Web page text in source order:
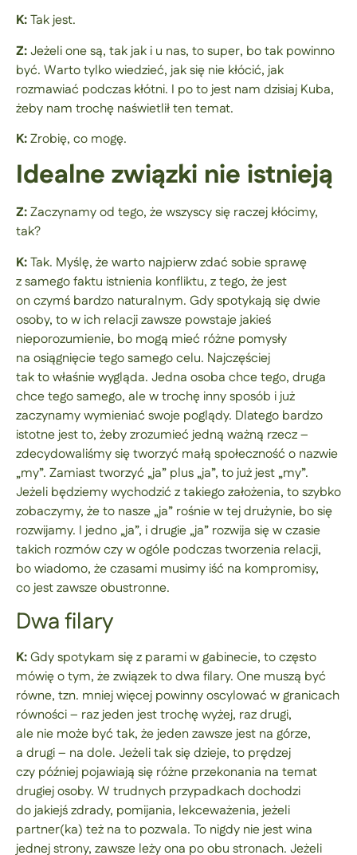
K:Tak jest.
Z:Jeżeli one są, tak jak i u nas, to super, bo tak powinno
być. Warto tylko wiedzieć, jak się nie kłócić, jak
rozmawiać podczas kłótni. I po to jest nam dzisiaj Kuba,
żeby nam trochę naświetlił ten temat.
K:Zrobię, co mogę.
Idealne związki nie istnieją
Z:Zaczynamy od tego, że wszyscy się raczej kłócimy,
tak?
K:Tak. Myślę, że warto najpierw zdać sobie sprawę
z samego faktu istnienia konfliktu, z tego, że jest
on czymś bardzo naturalnym. Gdy spotykają się dwie
osoby, to w ich relacji zawsze powstaje jakieś
nieporozumienie, bo mogą mieć różne pomysły
na osiągnięcie tego samego celu. Najczęściej
tak to właśnie wygląda. Jedna osoba chce tego, druga
chce tego samego, ale w trochę inny sposób i już
zaczynamy wymieniać swoje poglądy. Dlatego bardzo
istotne jest to, żeby zrozumieć jedną ważną rzecz –
zdecydowaliśmy się tworzyć małą społeczność o nazwie
„my”. Zamiast tworzyć „ja” plus „ja”, to już jest „my”.
Jeżeli będziemy wychodzić z takiego założenia, to szybko
zobaczymy, że to nasze „ja” rośnie w tej drużynie, bo się
rozwijamy. I jedno „ja”, i drugie „ja” rozwija się w czasie
takich rozmów czy w ogóle podczas tworzenia relacji,
bo wiadomo, że czasami musimy iść na kompromisy,
co jest zawsze obustronne.
Dwa filary
K:Gdy spotykam się z parami w gabinecie, to często
mówię o tym, że związek to dwa filary. One muszą być
równe, tzn. mniej więcej powinny oscylować w granicach
równości – raz jeden jest trochę wyżej, raz drugi,
ale nie może być tak, że jeden zawsze jest na górze,
a drugi – na dole. Jeżeli tak się dzieje, to prędzej
czy później pojawiają się różne przekonania na temat
drugiej osoby. W trudnych przypadkach dochodzi
do jakiejś zdrady, pomijania, lekceważenia, jeżeli
partner(ka) też na to pozwala. To nigdy nie jest wina
jednej strony, zawsze leży ona po obu stronach. Jeżeli